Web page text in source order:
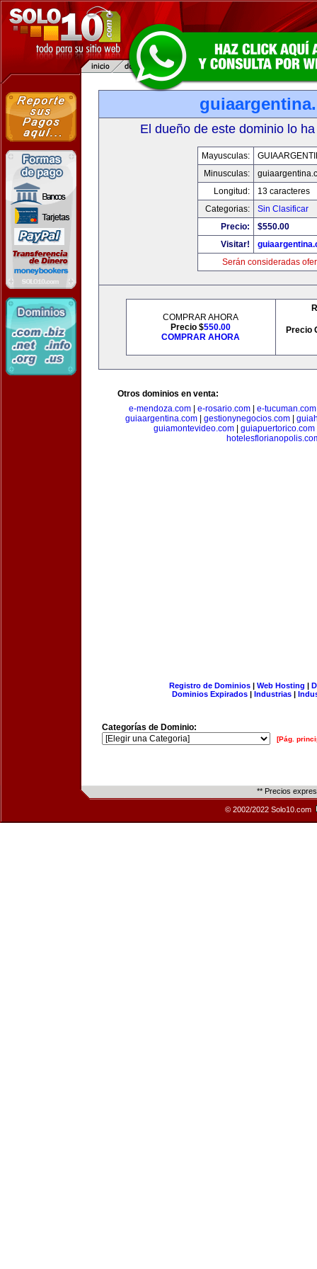
El dueño de este dominio lo
Mayusculas:
Minusculas:
Longitud:
13 caracteres
Categorias:
Sin Clasificar
Precio:
$550.00
Visitar!
Serán consideradas
COMPRAR AHORA
Precio $550.00
COMPRAR AHORA
Precio
Otros dominios en venta:
e-mendoza.com| e-rosario.com| e-tucuman.com
guiaargentina.com
gestionynegocios.com
guiamontevideo.com
guiapuertorico.com
Registro de Dominios| Web Hosting |
Dominios Expirados | Industrias |
Categorías de Dominio:
[Pág.
** Precios
© 2002/2022 Solo10.com